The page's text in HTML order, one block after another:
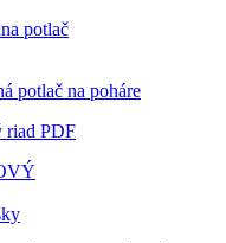
potlač na poháre
riad PDF